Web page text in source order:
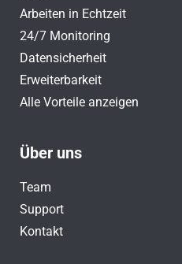
Arbeiten in Echtzeit
24/7 Monitoring
Datensicherheit
Erweiterbarkeit
Alle Vorteile anzeigen
Über uns
Team
Support
Kontakt